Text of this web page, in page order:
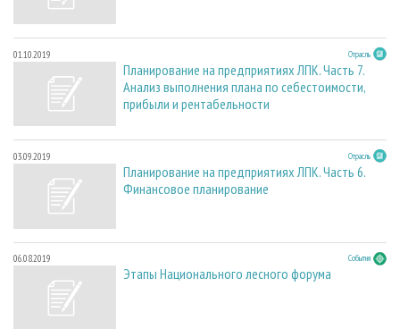
01.10.2019 Отрасль
Планирование на предприятиях ЛПК. Часть 7.
Анализ выполнения плана по себестоимости,
прибыли и рентабельности
03.09.2019 Отрасль
Планирование на предприятиях ЛПК. Часть 6.
Финансовое планирование
06.08.2019 События
Этапы Национального лесного форума